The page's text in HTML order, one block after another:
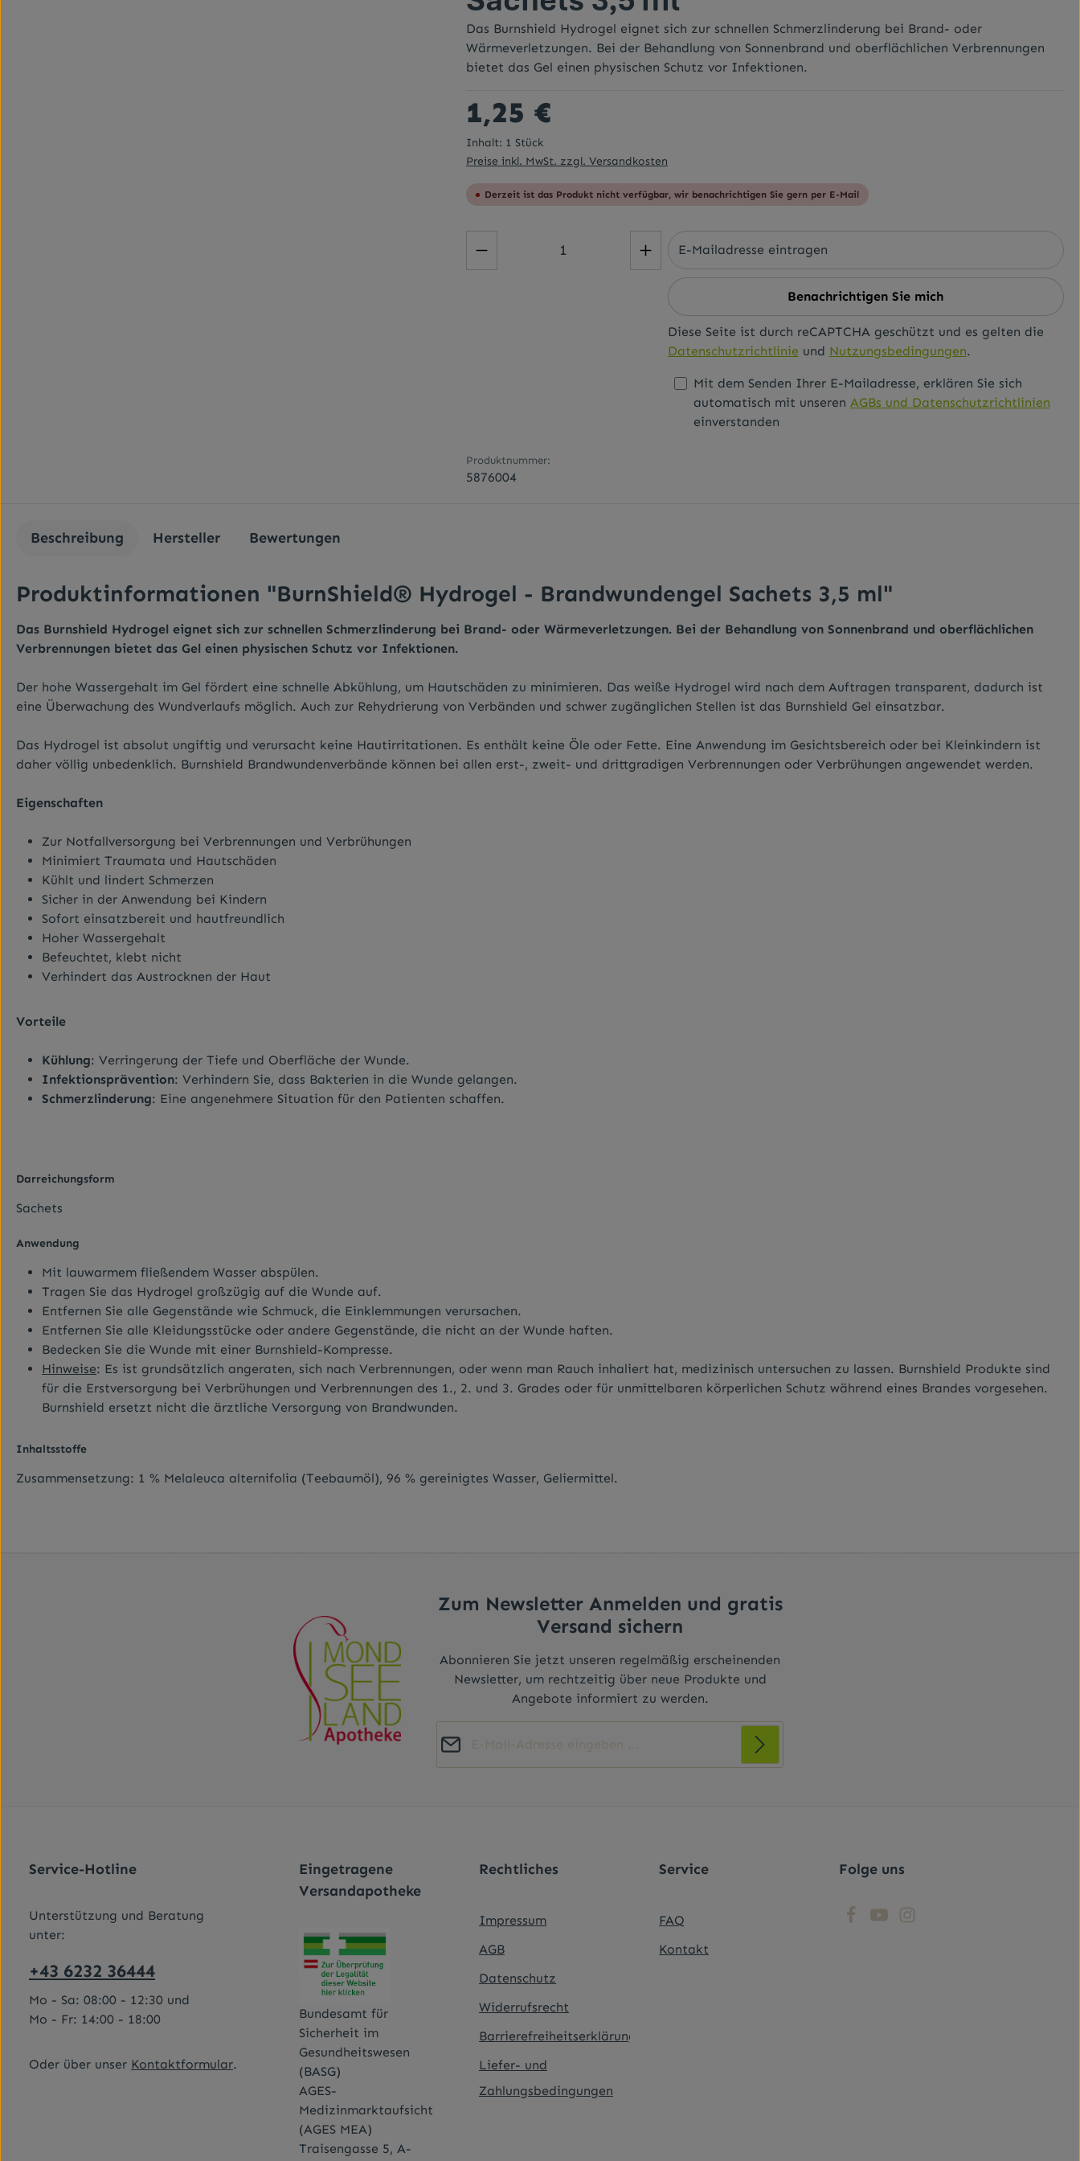
Das Burnshield Hydrogel eignet sich zur schnellen Schmerzlinderung bei Brand- oder
Wärmeverletzungen. Bei der Behandlung von Sonnenbrand und oberflächlichen Verbrennungen
bietet das Gel einen physischen Schutz vor Infektionen.
Regulärer Preis:
1,25 €
Inhalt: 1 Stück
Preise inkl. MwSt. zzgl. Versandkosten
Derzeit ist das Produkt nicht verfügbar, wir benachrichtigen Sie gern per E-Mail
Benachrichtigen Sie mich
Diese Seite ist durch reCAPTCHA geschützt und es gelten die
Datenschutzrichtlinie und Nutzungsbedingungen.
Mit dem Senden Ihrer E-Mailadresse, erklären Sie sich
automatisch mit unseren AGBs und Datenschutzrichtlinien
einverstanden
Produktnummer:
5876004
Beschreibung Hersteller Bewertungen
Produktinformationen "BurnShield® Hydrogel - Brandwundengel Sachets 3,5 ml"
Das Burnshield Hydrogel eignet sich zur schnellen Schmerzlinderung bei Brand- oder Wärmeverletzungen. Bei der Behandlung von Sonnenbrand und oberflächlichen
Verbrennungen bietet das Gel einen physischen Schutz vor Infektionen.
Der hohe Wassergehalt im Gel fördert eine schnelle Abkühlung, um Hautschäden zu minimieren. Das weiße Hydrogel wird nach dem Auftragen transparent, dadurch ist
eine Überwachung des Wundverlaufs möglich. Auch zur Rehydrierung von Verbänden und schwer zugänglichen Stellen ist das Burnshield Gel einsatzbar.
Das Hydrogel ist absolut ungiftig und verursacht keine Hautirritationen. Es enthält keine Öle oder Fette. Eine Anwendung im Gesichtsbereich oder bei Kleinkindern ist
daher völlig unbedenklich. Burnshield Brandwundenverbände können bei allen erst-, zweit- und drittgradigen Verbrennungen oder Verbrühungen angewendet werden.
Eigenschaften
Zur Notfallversorgung bei Verbrennungen und Verbrühungen
Minimiert Traumata und Hautschäden
Kühlt und lindert Schmerzen
Sicher in der Anwendung bei Kindern
Sofort einsatzbereit und hautfreundlich
Hoher Wassergehalt
Befeuchtet, klebt nicht
Verhindert das Austrocknen der Haut
Vorteile
Kühlung: Verringerung der Tiefe und Oberfläche der Wunde.
Infektionsprävention: Verhindern Sie, dass Bakterien in die Wunde gelangen.
Schmerzlinderung: Eine angenehmere Situation für den Patienten schaffen.
Darreichungsform
Sachets
Anwendung
Mit lauwarmem fließendem Wasser abspülen.
Tragen Sie das Hydrogel großzügig auf die Wunde auf.
Entfernen Sie alle Gegenstände wie Schmuck, die Einklemmungen verursachen.
Entfernen Sie alle Kleidungsstücke oder andere Gegenstände, die nicht an der Wunde haften.
Bedecken Sie die Wunde mit einer Burnshield-Kompresse.
Hinweise: Es ist grundsätzlich angeraten, sich nach Verbrennungen, oder wenn man Rauch inhaliert hat, medizinisch untersuchen zu lassen. Burnshield Produkte sind
für die Erstversorgung bei Verbrühungen und Verbrennungen des 1., 2. und 3. Grades oder für unmittelbaren körperlichen Schutz während eines Brandes vorgesehen.
Burnshield ersetzt nicht die ärztliche Versorgung von Brandwunden.
Inhaltsstoffe
Zusammensetzung: 1 % Melaleuca alternifolia (Teebaumöl), 96 % gereinigtes Wasser, Geliermittel.
Zum Newsletter Anmelden und gratis
Versand sichern
Abonnieren Sie jetzt unseren regelmäßig erscheinenden
Newsletter, um rechtzeitig über neue Produkte und
Angebote informiert zu werden.
Service-Hotline
Unterstützung und Beratung
unter:
+43 6232 36444
Mo - Sa: 08:00 - 12:30 und
Mo - Fr: 14:00 - 18:00
Oder über unser Kontaktformular.
Eingetragene
Versandapotheke
Bundesamt für
Sicherheit im
Gesundheitswesen
(BASG)
AGES-
Medizinmarktaufsicht
(AGES MEA)
Traisengasse 5, A-
Rechtliches
Impressum
AGB
Datenschutz
Widerrufsrecht
Barrierefreiheitserklärung
Liefer- und
Zahlungsbedingungen
Service
FAQ
Kontakt
Folge uns